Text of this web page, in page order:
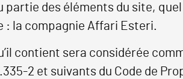
des éléments du site, quel
: la compagnie Affari Esteri.
contient sera considérée
2 et suivants du Code de